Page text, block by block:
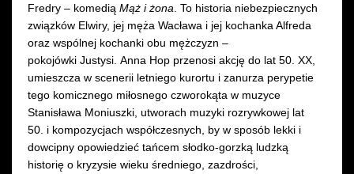
Fredry – komedią Mąż i żona . To historia niebezpiecznych
związków Elwiry, jej męża Wacława i jej kochanka Alfreda
oraz wspólnej kochanki obu mężczyzn –
pokojówki Justysi. Anna Hop przenosi akcję do lat 50. XX,
umieszcza w scenerii letniego kurortu i zanurza perypetie
tego komicznego miłosnego czworokąta w muzyce
Stanisława Moniuszki, utworach muzyki rozrywkowej lat
50. i kompozycjach współczesnych, by w sposób lekki i
dowcipny opowiedzieć tańcem słodko-gorzką ludzką
historię o kryzysie wieku średniego, zazdrości,